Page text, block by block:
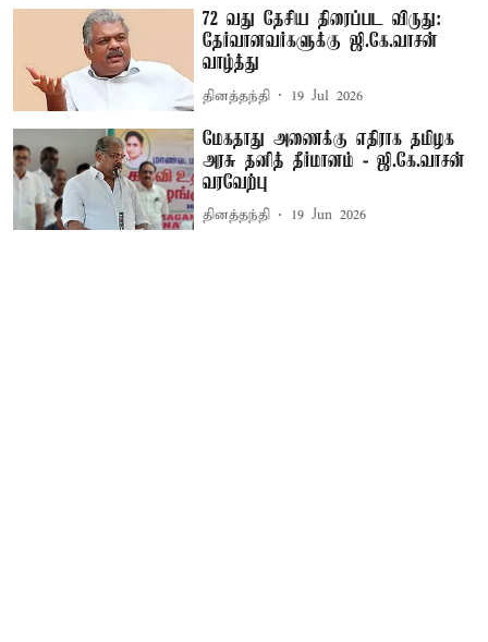
72 வது தேசிய திரைப்பட விருது:
தேர்வானவர்களுக்கு ஜி.கே.வாசன்
வாழ்த்து
தினத்தந்தி 19 Jul 2026
மேகதாது அணைக்கு எதிராக தமிழக
அரசு தனித் தீர்மானம் - ஜி.கே.வாசன்
வரவேற்பு
தினத்தந்தி 19 Jun 2026